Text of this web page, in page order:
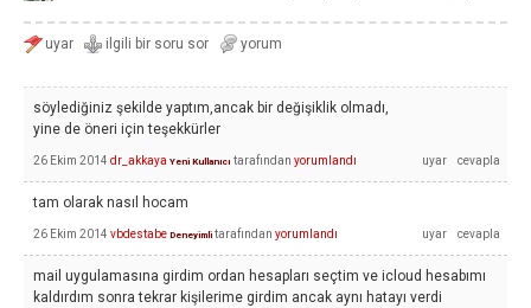
söylediğiniz şekilde yaptım,ancak bir değişiklik olmadı,
yine de öneri için teşekkürler
26 Ekim 2014 dr_akkaya Yeni Kullanıcı tarafından yorumlandı
tam olarak nasıl hocam
26 Ekim 2014 vbdestabe Deneyimli tarafından yorumlandı
mail uygulamasına girdim ordan hesapları seçtim ve icloud hesabımı
kaldırdım sonra tekrar kişilerime girdim ancak aynı hatayı verdi